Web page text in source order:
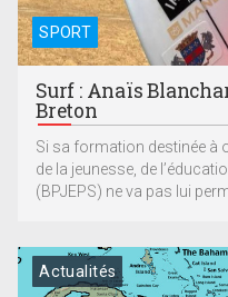
SPORT
Surf : Anaïs
Breton
Si sa formation destinée à
de la jeunesse, de
(BPJEPS) ne va pas lui
Actualités